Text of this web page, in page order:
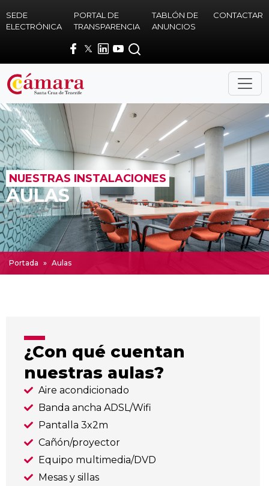
SEDE
ELECTRÓNICA
PORTAL DE
TRANSPARENCIA
TABLÓN DE
ANUNCIOS
CONTACTAR
NUESTRAS INSTALACIONES
AULAS
Portada » Aulas
¿Con qué cuentan
nuestras aulas?
Aire acondicionado
Banda ancha ADSL/Wifi
Pantalla 3x2m
Cañón/proyector
Equipo multimedia/DVD
Mesas y sillas